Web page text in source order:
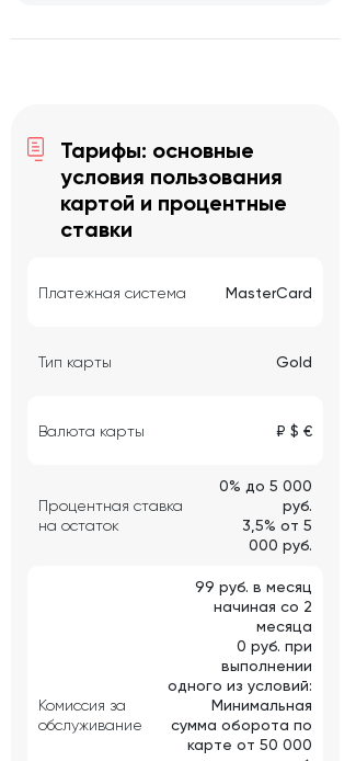
Тарифы: основные
условия пользования
картой и процентные
ставки
Платежная система MasterCard
Тип карты Gold
Валюта карты ₽ $ €
Процентная ставка
на остаток
0% до 5 000
руб.
3,5% от 5
000 руб.
Комиссия за
обслуживание
99 руб. в месяц
начиная со 2
месяца
0 руб. при
выполнении
одного из условий:
Минимальная
сумма оборота по
карте от 50 000